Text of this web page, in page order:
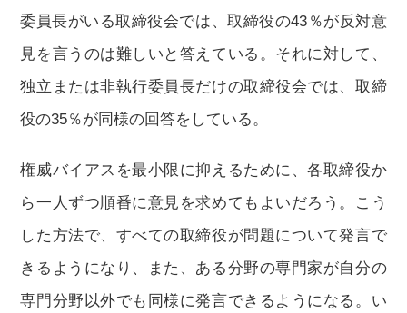
委員長がいる取締役会では、取締役の43％が反対意
見を言うのは難しいと答えている。それに対して、
独立または非執行委員長だけの取締役会では、取締
役の35％が同様の回答をしている。
権威バイアスを最小限に抑えるために、各取締役か
ら一人ずつ順番に意見を求めてもよいだろう。こう
した方法で、すべての取締役が問題について発言で
きるようになり、また、ある分野の専門家が自分の
専門分野以外でも同様に発言できるようになる。い